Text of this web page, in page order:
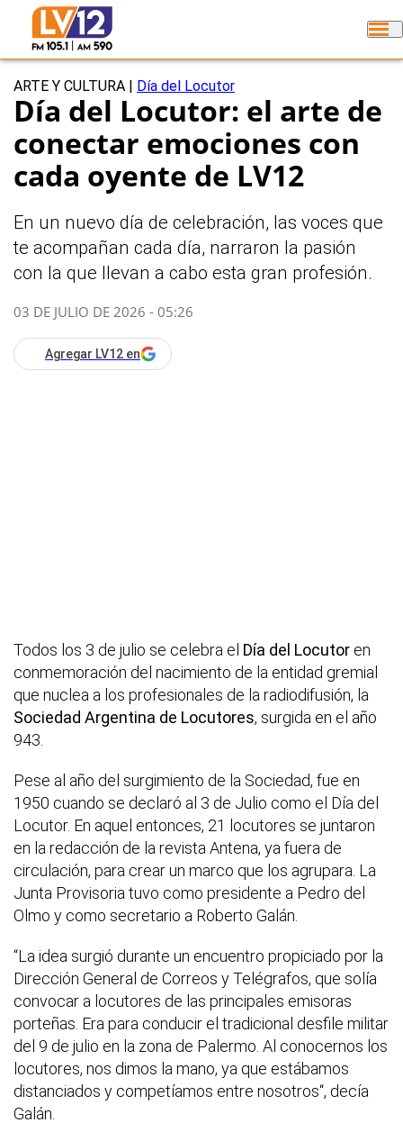
ARTE Y CULTURA Día del Locutor
Día del Locutor: el arte de
conectar emociones con
cada oyente de LV12
En un nuevo día de celebración, las voces que
te acompañan cada día, narraron la pasión
con la que llevan a cabo esta gran profesión.
03 DE JULIO DE 2026 - 05:26
Agregar LV12 en
Todos los 3 de julio se celebra el Día del Locutor en
conmemoración del nacimiento de la entidad gremial
que nuclea a los profesionales de la radiodifusión, la
Sociedad Argentina de Locutores, surgida en el año
943.
Pese al año del surgimiento de la Sociedad, fue en
1950 cuando se declaró al 3 de Julio como el Día del
Locutor. En aquel entonces, 21 locutores se juntaron
en la redacción de la revista Antena, ya fuera de
circulación, para crear un marco que los agrupara. La
Junta Provisoria tuvo como presidente a Pedro del
Olmo y como secretario a Roberto Galán.
“La idea surgió durante un encuentro propiciado por la
Dirección General de Correos y Telégrafos, que solía
convocar a locutores de las principales emisoras
porteñas. Era para conducir el tradicional desfile militar
del 9 de julio en la zona de Palermo. Al conocernos los
locutores, nos dimos la mano, ya que estábamos
distanciados y competíamos entre nosotros“, decía
Galán.